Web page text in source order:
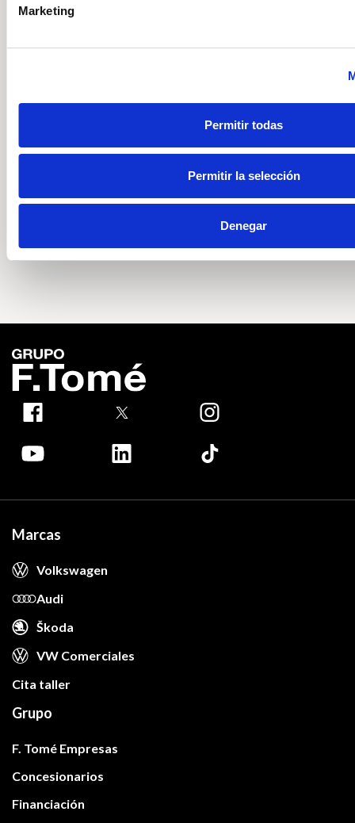
Marketing
Permitir todas
Permitir la selección
Denegar
Volkswagen T-Roc
"Más" 1.5 eTSI 110kW (150CV) DSG
Precio a consultar
Marcas
Volkswagen
Audi
Škoda
VW Comerciales
Cita taller
Grupo
F. Tomé Empresas
Concesionarios
Financiación